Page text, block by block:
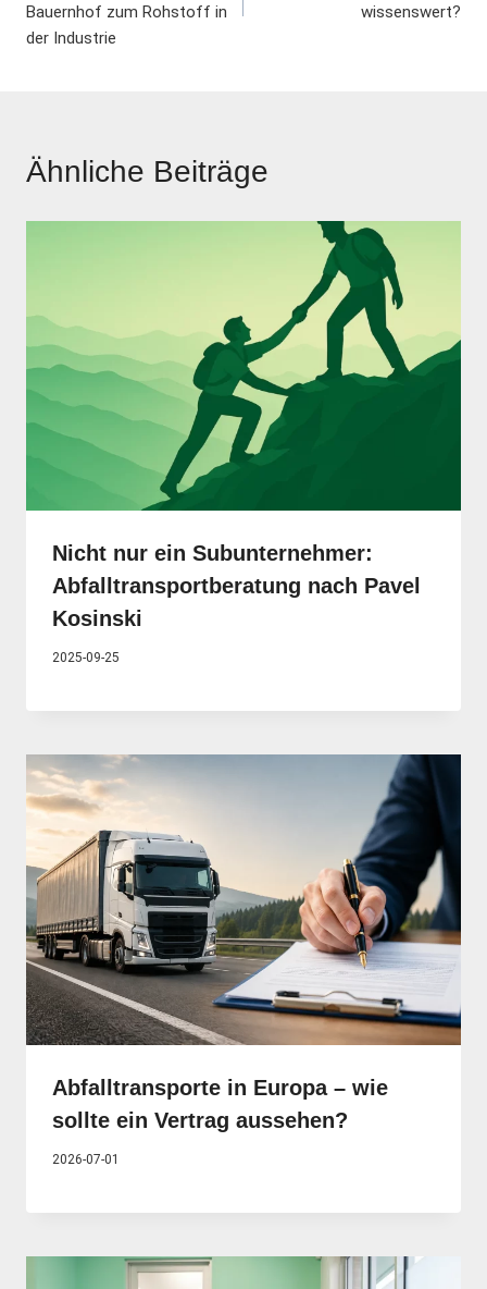
Bauernhof zum Rohstoff in
der Industrie
wissenswert?
Ähnliche Beiträge
Nicht nur ein Subunternehmer:
Abfalltransportberatung nach Pavel
Kosinski
2025-09-25
Abfalltransporte in Europa – wie
sollte ein Vertrag aussehen?
2026-07-01